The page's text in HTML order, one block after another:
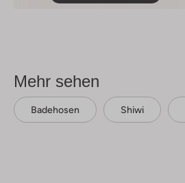
Mehr sehen
Badehosen Shiwi